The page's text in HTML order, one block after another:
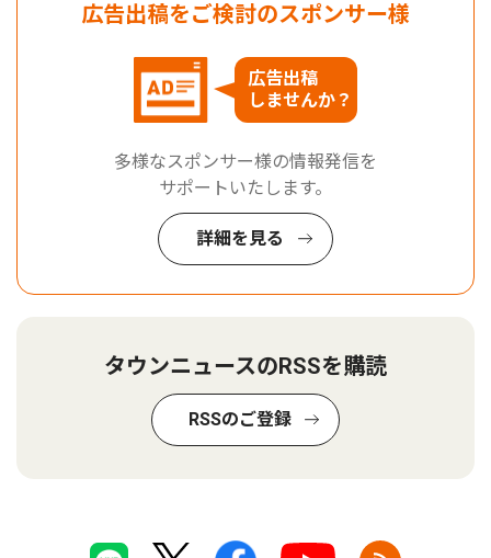
広告出稿をご検討のスポンサー様
広告出稿
しませんか？
多様なスポンサー様の情報発信を
サポートいたします。
詳細を見る
タウンニュースのRSSを購読
RSSのご登録